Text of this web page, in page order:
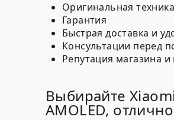
Оригинальная техника
Гарантия
Быстрая доставка и
Консультации перед
Репутация магазина
Выбирайте
AMOLED,